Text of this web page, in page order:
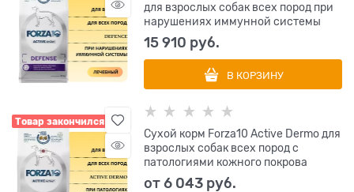
для взрослых собак всех пород при
нарушениях иммунной системы
15 910 руб.
В КОРЗИНУ
Товар закончился
Сухой корм Forza10 Active Dermo для
взрослых собак всех пород с
патологиями кожного покрова
от6 043 руб.